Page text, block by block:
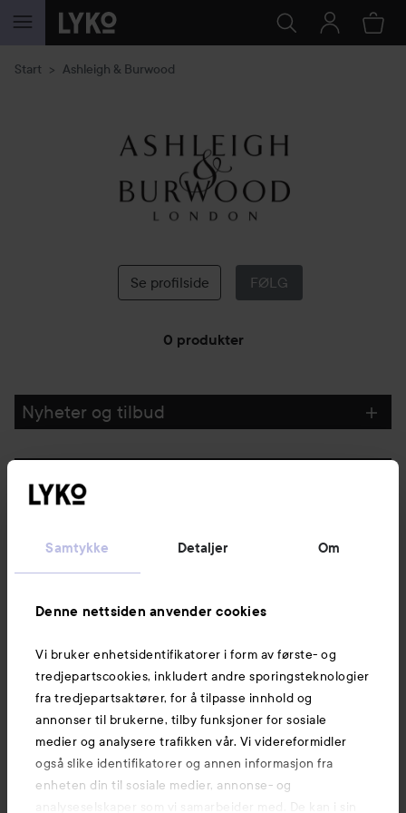
Samtykke Detaljer Om
Denne nettsiden anvender cookies
Vi bruker enhetsidentifikatorer i form av første- og
tredjepartscookies, inkludert andre sporingsteknologier
fra tredjepartsaktører, for å tilpasse innhold og
annonser til brukerne, tilby funksjoner for sosiale
medier og analysere trafikken vår. Vi videreformidler
også slike identifikatorer og annen informasjon fra
enheten din til sosiale medier, annonse- og
analyseselskaper som vi samarbeider med. De kan i sin
GÅ TIL INNHOLD
Start Ashleigh & Burwood
&
Burwood
Se profilside FØLG
0 produkter
Nyheter og tilbud
Kundeservice
Informasjon
Også av interesse